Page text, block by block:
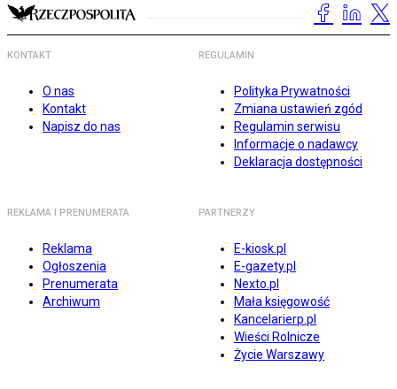
KONTAKT
O nas
Kontakt
Napisz do nas
REGULAMIN
Polityka Prywatności
Zmiana ustawień zgód
Regulamin serwisu
Informacje o nadawcy
Deklaracja dostępności
REKLAMA I PRENUMERATA
Reklama
Ogłoszenia
Prenumerata
Archiwum
PARTNERZY
E-kiosk.pl
E-gazety.pl
Nexto.pl
Mała księgowość
Kancelarierp.pl
Wieści Rolnicze
Życie Warszawy